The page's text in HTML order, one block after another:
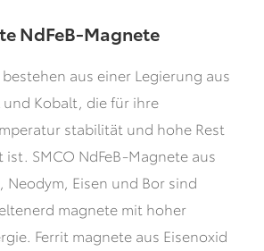
NdFeB-Magnete
aus einer Legierung aus
Kobalt, die für ihre
stabilität und hohe Rest
SMCO NdFeB-Magnete aus
Neodym, Eisen und Bor sind
magnete mit hoher
Ferrit magnete aus Eisenoxid